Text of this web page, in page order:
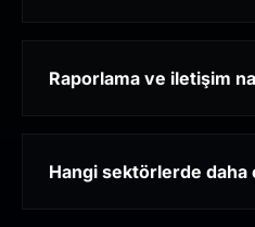
Raporlama ve iletişim
Hangi sektörlerde daha